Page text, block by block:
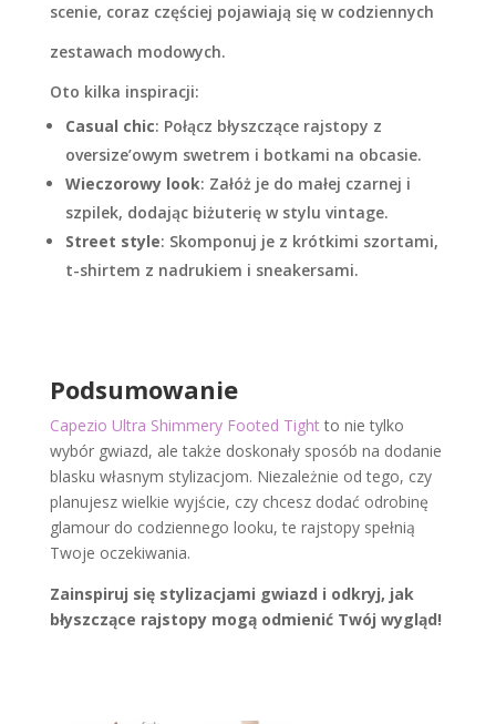
scenie, coraz częściej pojawiają się w codziennych
zestawach modowych.
Oto kilka inspiracji:​
Casual chic: Połącz błyszczące rajstopy z
oversize’owym swetrem i botkami na obcasie.
Wieczorowy look: Załóż je do małej czarnej i
szpilek, dodając biżuterię w stylu vintage.
Street style: Skomponuj je z krótkimi szortami,
t-shirtem z nadrukiem i sneakersami.
Podsumowanie
Capezio Ultra Shimmery Footed Tightto nie tylko
wybór gwiazd, ale także doskonały sposób na dodanie
blasku własnym stylizacjom. Niezależnie od tego, czy
planujesz wielkie wyjście, czy chcesz dodać odrobinę
glamour do codziennego looku, te rajstopy spełnią
Twoje oczekiwania.
Zainspiruj się stylizacjami gwiazd i odkryj, jak
błyszczące rajstopy mogą odmienić Twój wygląd!